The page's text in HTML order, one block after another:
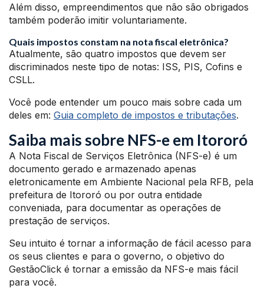
Além disso, empreendimentos que não são obrigados
também poderão imitir voluntariamente.
Quais impostos constam na nota fiscal eletrônica?
Atualmente, são quatro impostos que devem ser
discriminados neste tipo de notas: ISS, PIS, Cofins e
CSLL.
Você pode entender um pouco mais sobre cada um
deles em: Guia completo de impostos e tributações.
Saiba mais sobre NFS-e em Itororó
A Nota Fiscal de Serviços Eletrônica (NFS-e) é um
documento gerado e armazenado apenas
eletronicamente em Ambiente Nacional pela RFB, pela
prefeitura de Itororó ou por outra entidade
conveniada, para documentar as operações de
prestação de serviços.
Seu intuito é tornar a informação de fácil acesso para
os seus clientes e para o governo, o objetivo do
GestãoClick é tornar a emissão da NFS-e mais fácil
para você.